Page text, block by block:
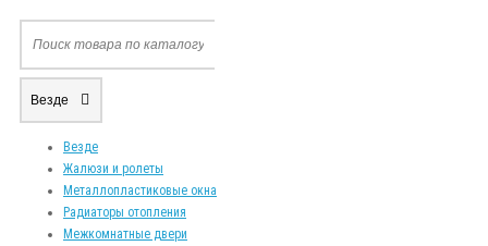
Везде
Везде
Жалюзи и ролеты
Металлопластиковые окна
Радиаторы отопления
Межкомнатные двери